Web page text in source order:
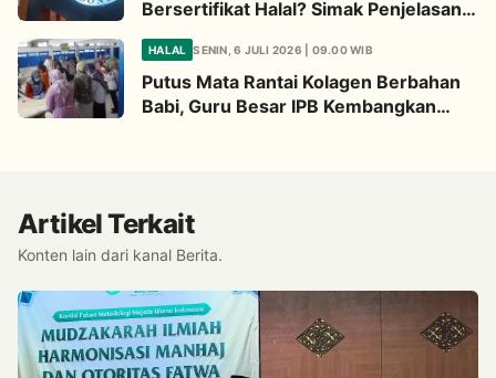
Bersertifikat Halal? Simak Penjelasan
Ini
HALAL SENIN, 6 JULI 2026 | 09.00 WIB
Putus Mata Rantai Kolagen Berbahan
Babi, Guru Besar IPB Kembangkan
Artikel Terkait
Konten lain dari kanal Berita.